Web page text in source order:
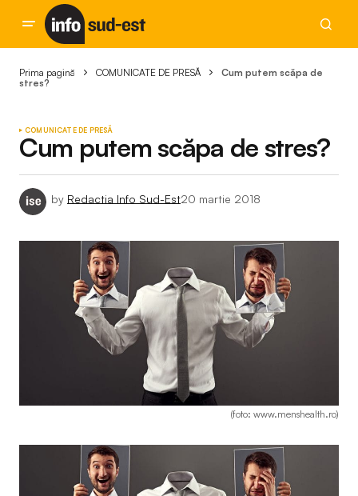
Prima pagină COMUNICATE DE PRESĂ
Cum putem scăpa de
stres?
COMUNICATE DE PRESĂ
Cum putem scăpa de stres?
by Redactia Info Sud-Est20 martie 2018
(foto: www.menshealth.ro)